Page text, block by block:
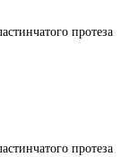
протеза
протеза